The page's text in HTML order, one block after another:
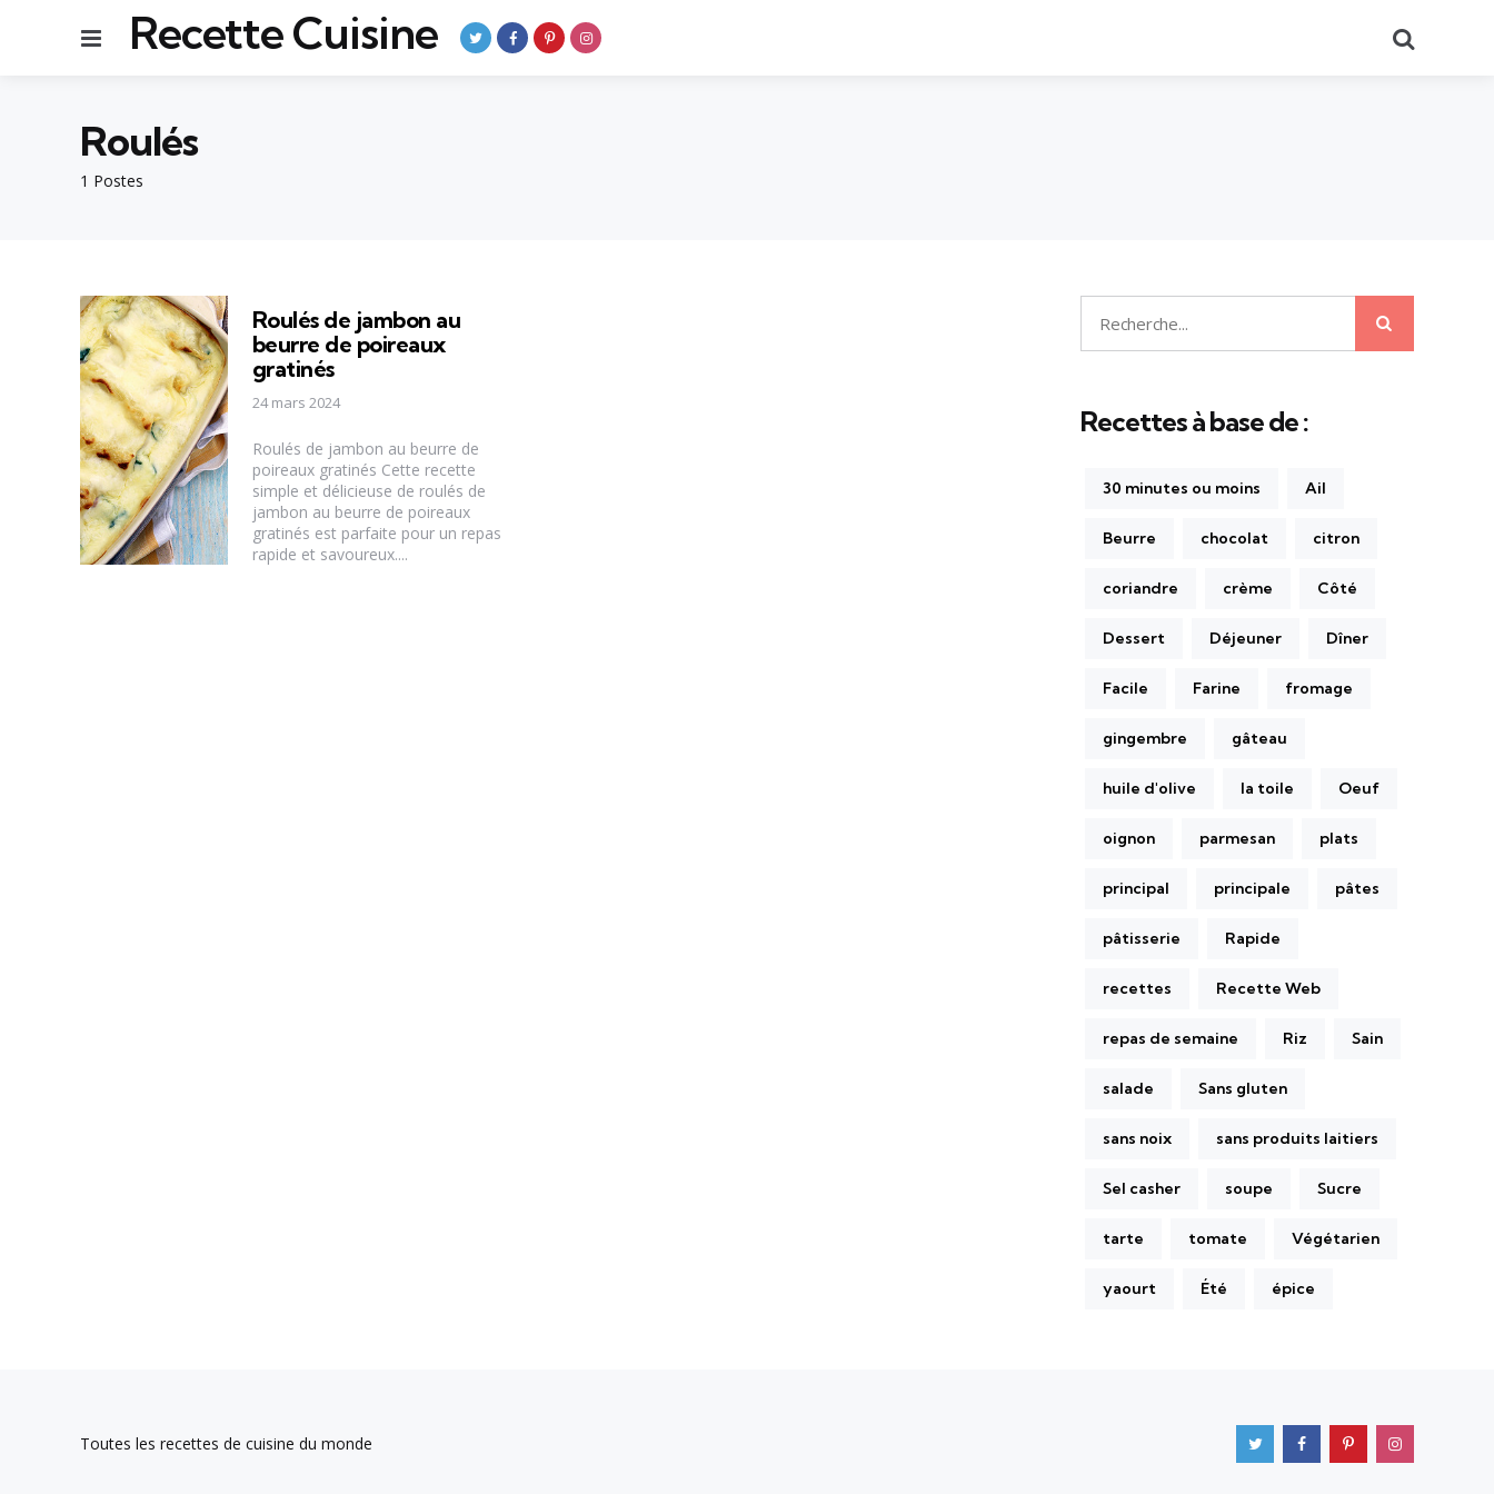
Menu
Recette Cuisine
1 Postes
Roulés
Roulés de jambon au
beurre de poireaux
gratinés
24 mars 2024
Roulés de jambon au beurre de
poireaux gratinés Cette recette
simple et délicieuse de roulés de
jambon au beurre de poireaux
gratinés est parfaite pour un repas
rapide et savoureux....
Recherche
pour:
Recettes à base de :
30 minutes ou moins Ail
Beurre chocolat citron
coriandre crème Côté
Dessert Déjeuner Dîner
Facile Farine fromage
gingembre gâteau
huile d'olive la toile Oeuf
oignon parmesan plats
principal principale pâtes
pâtisserie Rapide
recettes Recette Web
repas de semaine Riz Sain
salade Sans gluten
sans noix sans produits laitiers
Sel casher soupe Sucre
tarte tomate Végétarien
yaourt Été épice
Toutes les recettes de cuisine du monde